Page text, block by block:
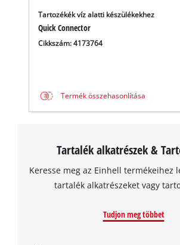
This content is not
to trackers that are not
visitor. The website
the site with their CMP to
Powered by
Management
Tartozékék víz alatti készülékekhez
Quick Connector
Cikkszám: 4173764
Termék összehasonlítása
Tartalék alkatrészek &
Keresse meg az Einhell termékeihez
tartalék alkatrészeket vagy
Tudjon meg többet